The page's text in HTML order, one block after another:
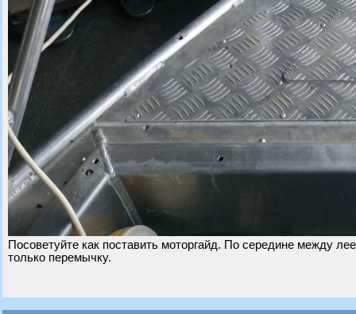
Посоветуйте как поставить моторгайд. По середине между
только перемычку.